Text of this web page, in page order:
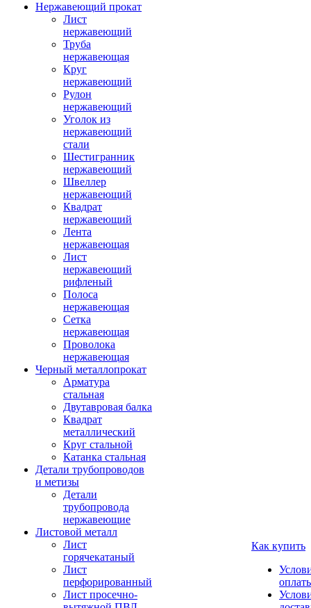
Нержавеющий прокат
Лист
нержавеющий
Труба
нержавеющая
Круг
нержавеющий
Рулон
нержавеющий
Уголок из
нержавеющий
стали
Шестигранник
нержавеющий
Швеллер
нержавеющий
Квадрат
нержавеющий
Лента
нержавеющая
Лист
нержавеющий
рифленый
Полоса
нержавеющая
Сетка
нержавеющая
Проволока
нержавеющая
Черный металлопрокат
Арматура
стальная
Двутавровая балка
Квадрат
металлический
Круг стальной
Катанка стальная
Детали трубопроводов
и метизы
Детали
трубопровода
нержавеющие
Листовой металл
Лист
горячекатаный
Лист
перфорированный
Лист просечно-
Как купить